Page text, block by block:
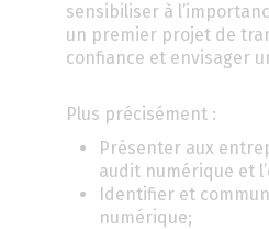
sensibiliser à
un premier projet de
confiance et envisager
Plus précisément :
Présenter aux
audit numérique et
Identifier et
numérique;